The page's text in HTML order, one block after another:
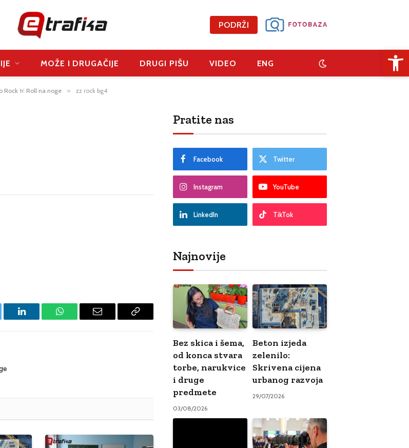
PODRŽI
MOŽE I DRUGAČIJE DRUGI PIŠU VIDEO ENG
‘n’ Roll na noge » zz rock bg4
LinkedIn WhatsAppEmail
Copy
Pratite nas
Facebook Twitter
Instagram YouTube
LinkedIn TikTok
Najnovije
Bez skica i šema,
od konca stvara
torbe, narukvice
i druge
predmete
03/08/2026
Beton izjeda
zelenilo:
Skrivena cijena
urbanog razvoja
29/07/2026